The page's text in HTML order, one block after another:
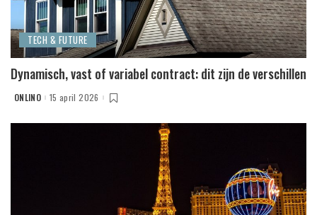
TECH & FUTURE
Dynamisch, vast of variabel contract: dit zijn de verschillen
POSTED
ONLINO 15 april 2026